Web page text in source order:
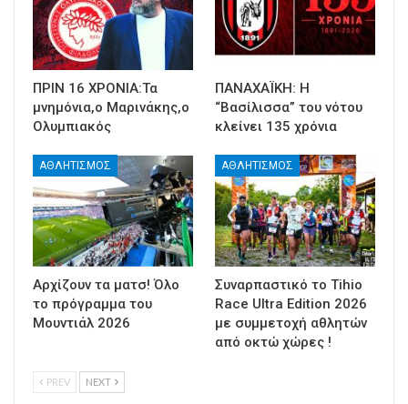
ΠΡΙΝ 16 ΧΡΟΝΙΑ:Τα
μνημόνια,ο Μαρινάκης,ο
Ολυμπιακός
ΠΑΝΑΧΑΪΚΗ: Η
“Βασίλισσα” του νότου
κλείνει 135 χρόνια
ΑΘΛΗΤΙΣΜΟΣ
Αρχίζουν τα ματσ! Όλο
το πρόγραμμα του
Μουντιάλ 2026
ΑΘΛΗΤΙΣΜΟΣ
Συναρπαστικό το Tihio
Race Ultra Edition 2026
με συμμετοχή αθλητών
από οκτώ χώρες !
PREV NEXT